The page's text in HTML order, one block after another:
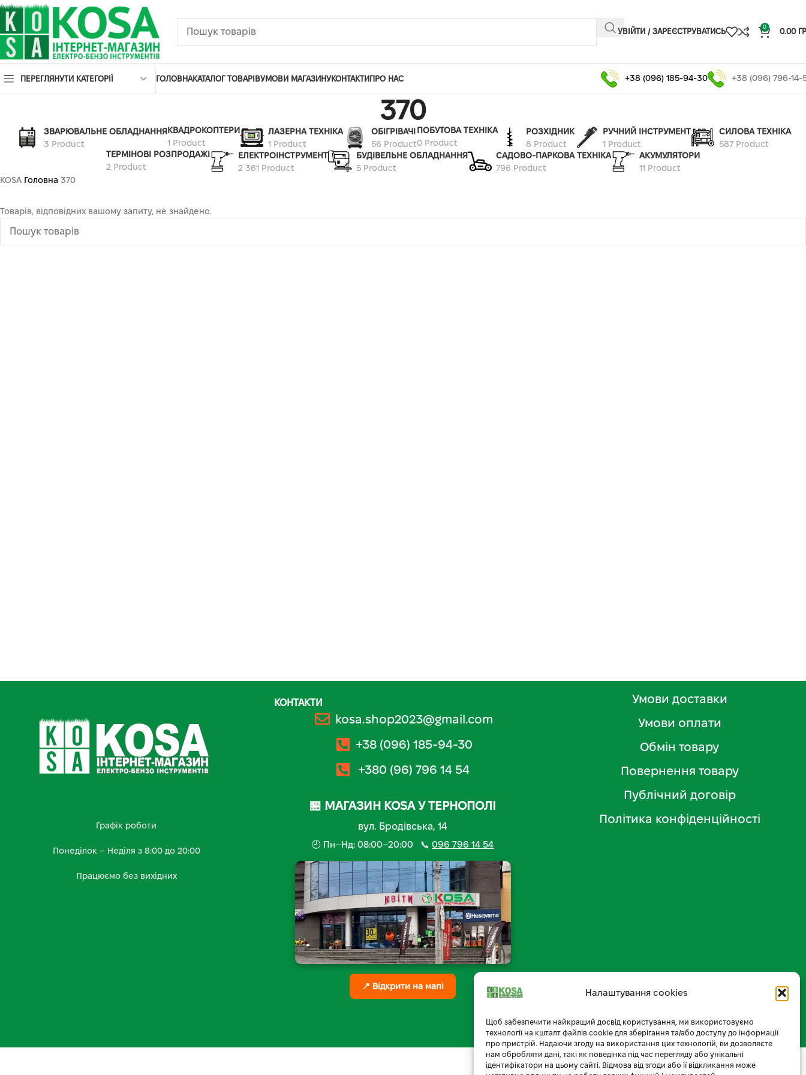
Налаштування cookies
Щоб забезпечити найкращий досвід користування, ми використовуємо
технології на кшталт файлів cookie для зберігання та/або доступу до інформації
про пристрій. Надаючи згоду на використання цих технологій, ви дозволяєте
нам обробляти дані, такі як поведінка під час перегляду або унікальні
ідентифікатори на цьому сайті. Відмова від згоди або її відкликання може
УВІЙТИ / ЗАРЕЄСТРУВАТИСЬ
0
0.00
ПЕРЕГЛЯНУТИ КАТЕГОРІЇ ГОЛОВНАКАТАЛОГ ТОВАРІВУМОВИ МАГАЗИНУКОНТАКТИПРО НАС +38 (096) 185-94-30 +38 (096) 796-14-
370
ЗВАРЮВАЛЬНЕ ОБЛАДНАННЯ
3 Product
КВАДРОКОПТЕРИ
1 Product
ЛАЗЕРНА ТЕХНІКА
1 Product
ОБІГРІВАЧІ
56 Product
ПОБУТОВА ТЕХНІКА
0 Product
РОЗХІДНИК
8 Product
РУЧНИЙ ІНСТРУМЕНТ
1 Product
СИЛОВА ТЕХНІКА
587 Product
ТЕРМІНОВІ РОЗПРОДАЖІ
2 Product
ЕЛЕКТРОІНСТРУМЕНТ
2 361 Product
БУДІВЕЛЬНЕ ОБЛАДНАННЯ
5 Product
САДОВО-ПАРКОВА ТЕХНІКА
796 Product
АКУМУЛЯТОРИ
11 Product
KOSA Головна 370
Товарів, відповідних вашому запиту, не знайдено.
Графік роботи
Понеділок – Неділя з 8:00 до 20:00
Працюємо без вихідних
КОНТАКТИ
kosa.shop2023@gmail.com
+38 (096) 185-94-30
+380 (96) 796 14 54
🏪 МАГАЗИН KOSA У ТЕРНОПОЛІ
вул. Бродівська, 14
🕘 Пн–Нд: 08:00–20:00 📞096 796 14 54
📍 Відкрити на мапі
Умови доставки
Умови оплати
Обмін товару
Повернення товару
Публічний договір
Політика конфіденційності